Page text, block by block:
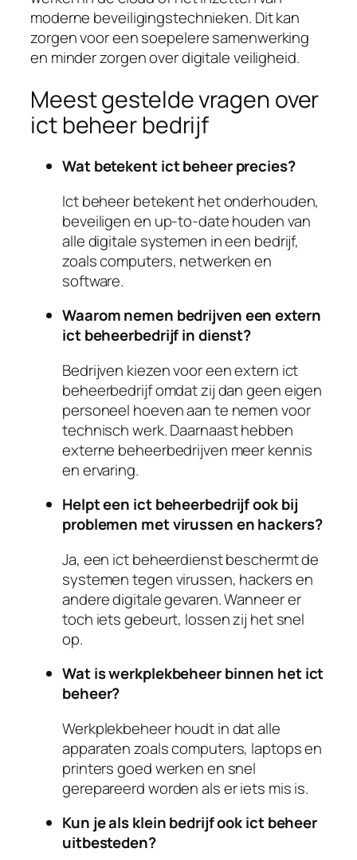
moderne beveiligingstechnieken. Dit kan
zorgen voor een soepelere samenwerking
en minder zorgen over digitale veiligheid.
Meest gestelde vragen over
ict beheer bedrijf
Wat betekent ict beheer precies?
Ict beheer betekent het onderhouden,
beveiligen en up-to-date houden van
alle digitale systemen in een bedrijf,
zoals computers, netwerken en
software.
Waarom nemen bedrijven een extern
ict beheerbedrijf in dienst?
Bedrijven kiezen voor een extern ict
beheerbedrijf omdat zij dan geen eigen
personeel hoeven aan te nemen voor
technisch werk. Daarnaast hebben
externe beheerbedrijven meer kennis
en ervaring.
Helpt een ict beheerbedrijf ook bij
problemen met virussen en hackers?
Ja, een ict beheerdienst beschermt de
systemen tegen virussen, hackers en
andere digitale gevaren. Wanneer er
toch iets gebeurt, lossen zij het snel
op.
Wat is werkplekbeheer binnen het ict
beheer?
Werkplekbeheer houdt in dat alle
apparaten zoals computers, laptops en
printers goed werken en snel
gerepareerd worden als er iets mis is.
Kun je als klein bedrijf ook ict beheer
uitbesteden?